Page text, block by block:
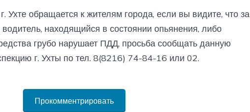
обращается к жителям города, если вы видите, что за
находящийся в состоянии опьянения, либо
грубо нарушает ПДД, просьба сообщать данную
г. Ухты по тел. 8(8216) 74-84-16 или 02.
Прокомментрировать